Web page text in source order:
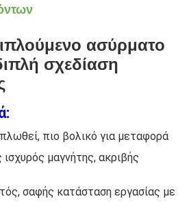
ασύρματο
σχεδίαση
πιο βολικό για μεταφορά
μαγνήτης, ακριβής
σαφής κατάσταση εργασίας με